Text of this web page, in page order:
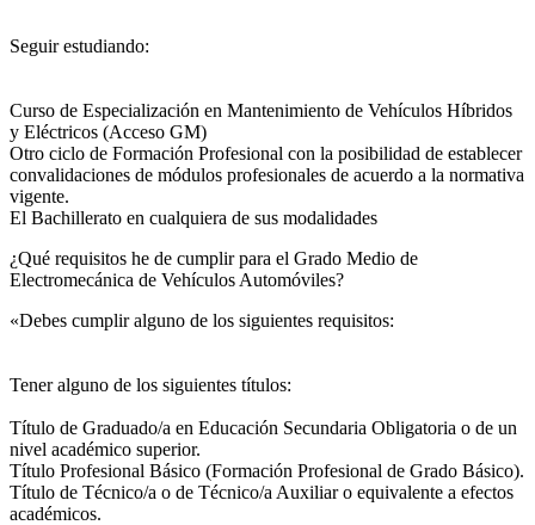
Seguir estudiando:
Curso de Especialización en Mantenimiento de Vehículos Híbridos
y Eléctricos (Acceso GM)
Otro ciclo de Formación Profesional con la posibilidad de establecer
convalidaciones de módulos profesionales de acuerdo a la normativa
vigente.
El Bachillerato en cualquiera de sus modalidades
¿Qué requisitos he de cumplir para el Grado Medio de
Electromecánica de Vehículos Automóviles?
«Debes cumplir alguno de los siguientes requisitos:
Tener alguno de los siguientes títulos:
Título de Graduado/a en Educación Secundaria Obligatoria o de un
nivel académico superior.
Título Profesional Básico (Formación Profesional de Grado Básico).
Título de Técnico/a o de Técnico/a Auxiliar o equivalente a efectos
académicos.